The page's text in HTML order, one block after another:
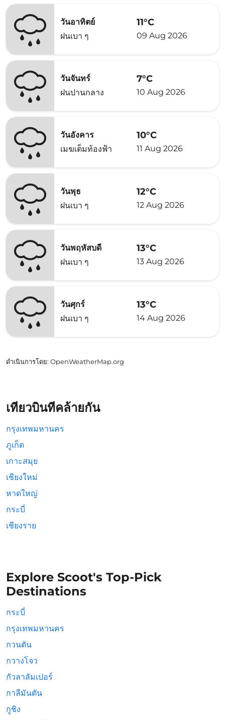
วันอาทิตย์
ฝนเบา ๆ
11°C
09 Aug 2026
วันจันทร์
ฝนปานกลาง
7°C
10 Aug 2026
วันอังคาร
เมฆเต็มท้องฟ้า
10°C
11 Aug 2026
วันพุธ
ฝนเบา ๆ
12°C
12 Aug 2026
วันพฤหัสบดี
ฝนเบา ๆ
13°C
13 Aug 2026
วันศุกร์
ฝนเบา ๆ
13°C
14 Aug 2026
ดำเนินการโดย: OpenWeatherMap.org
เที่ยวบินที่คล้ายกัน
กรุงเทพมหานคร
ภูเก็ต
เกาะสมุย
เชียงใหม่
หาดใหญ่
กระบี่
เชียงราย
Explore Scoot's Top-Pick
Destinations
กระบี่
กรุงเทพมหานคร
กวนตัน
กวางโจว
กัวลาลัมเปอร์
กาลีมันตัน
กูชิง